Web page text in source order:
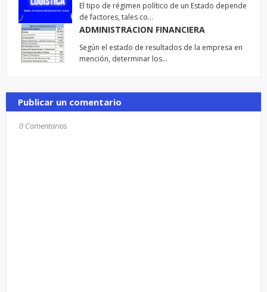
El tipo de régimen político de un Estado depende
de factores, tales co…
ADMINISTRACION FINANCIERA
Según el estado de resultados de la empresa en
mención, determinar los…
Publicar un comentario
0 Comentarios